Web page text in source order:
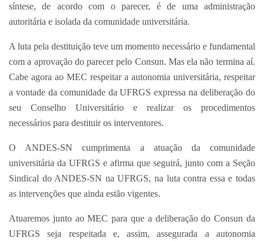
síntese, de acordo com o parecer, é de uma administração
autoritária e isolada da comunidade universitária.
A luta pela destituição teve um momento necessário e fundamental
com a aprovação do parecer pelo Consun. Mas ela não termina aí.
Cabe agora ao MEC respeitar a autonomia universitária, respeitar
a vontade da comunidade da UFRGS expressa na deliberação do
seu Conselho Universitário e realizar os procedimentos
necessários para destituir os interventores.
O ANDES-SN cumprimenta a atuação da comunidade
universitária da UFRGS e afirma que seguirá, junto com a Seção
Sindical do ANDES-SN na UFRGS, na luta contra essa e todas
as intervenções que ainda estão vigentes.
Atuaremos junto ao MEC para que a deliberação do Consun da
UFRGS seja respeitada e, assim, assegurada a autonomia